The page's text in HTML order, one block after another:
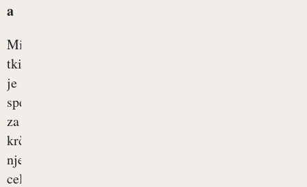
a
Mišično
tkivo
je
specializirano
za
krčenje,
njegove
celice